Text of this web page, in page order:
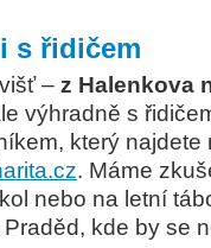
s řidičem
– z Halenkova
výhradně s
který najdete
. Máme
nebo na letní
kde by se